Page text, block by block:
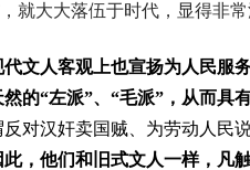
就大大落伍于时代，显得非常
文人客观上也宣扬为人民服
的“左派”、“毛派”，从而具
对汉奸卖国贼、为劳动人民
此，他们和旧式文人一样，凡